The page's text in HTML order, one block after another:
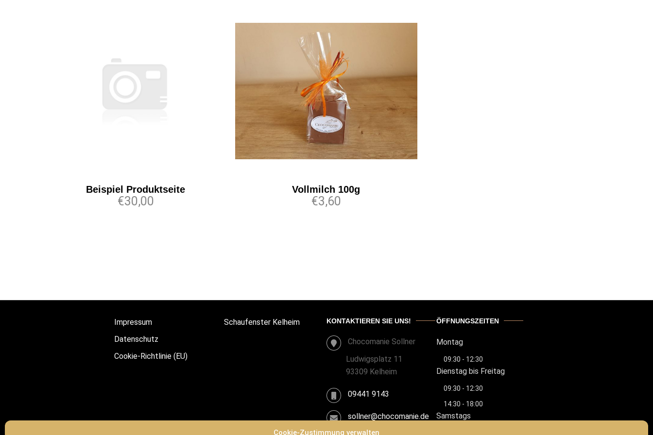
Cookie-Zustimmung verwalten
Beispiel Produktseite
€30,00
Vollmilch 100g
€3,60
Impressum
Datenschutz
Cookie-Richtlinie (EU)
Schaufenster Kelheim KONTAKTIEREN SIE UNS!
Chocomanie Sollner
Ludwigsplatz 11
93309 Kelheim
09441 9143
sollner@chocomanie.de
ÖFFNUNGSZEITEN
Montag
09:30 - 12:30
Dienstag bis Freitag
09:30 - 12:30
14:30 - 18:00
Samstags